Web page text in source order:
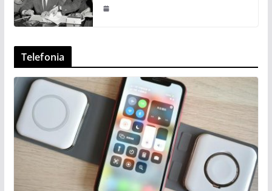
Telefonia